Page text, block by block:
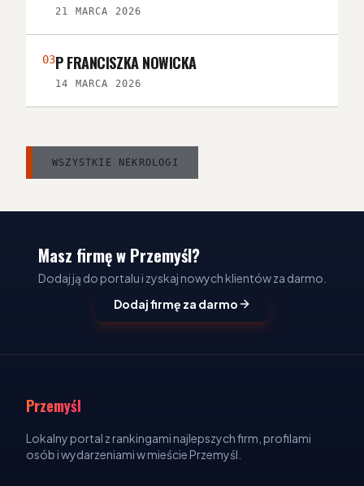
21 MARCA 2026
03P FRANCISZKA NOWICKA
14 MARCA 2026
WSZYSTKIE NEKROLOGI
Masz firmę w Przemyśl?
Dodaj ją do portalu i zyskaj nowych klientów za darmo.
Dodaj firmę za darmo
Przemyśl
Lokalny portal z rankingami najlepszych firm, profilami
osób i wydarzeniami w mieście Przemyśl.